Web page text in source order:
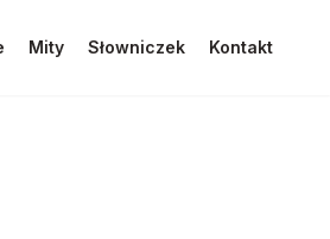
Mity Słowniczek Kontakt